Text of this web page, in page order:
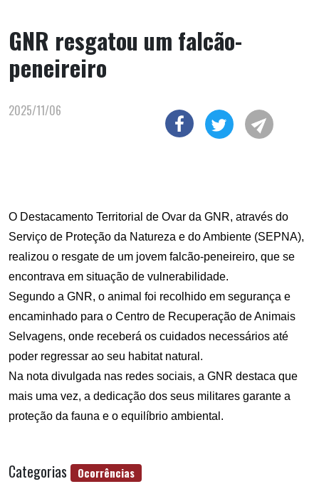
GNR resgatou um falcão-
peneireiro
2025/11/06
O Destacamento Territorial de Ovar da GNR, através do
Serviço de Proteção da Natureza e do Ambiente (SEPNA),
realizou o resgate de um jovem falcão-peneireiro, que se
encontrava em situação de vulnerabilidade.
Segundo a GNR, o animal foi recolhido em segurança e
encaminhado para o Centro de Recuperação de Animais
Selvagens, onde receberá os cuidados necessários até
poder regressar ao seu habitat natural.
Na nota divulgada nas redes sociais, a GNR destaca que
mais uma vez, a dedicação dos seus militares garante a
proteção da fauna e o equilíbrio ambiental.
Categorias Ocorrências